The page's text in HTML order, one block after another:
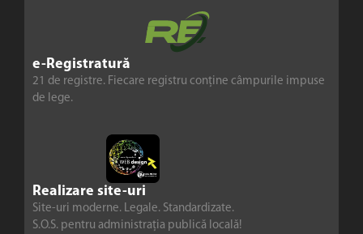
e-Registratură
21 de registre. Fiecare registru conține câmpurile impuse
de lege.
Realizare site-uri
Site-uri moderne. Legale. Standardizate.
S.O.S. pentru administrația publică locală!